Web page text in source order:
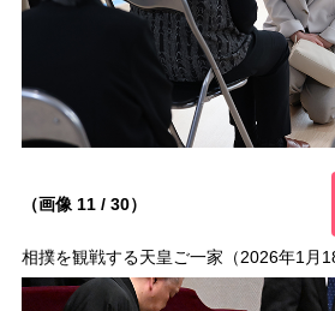
（画像 11 / 30）
相撲を観戦する天皇ご一家（2026年1月